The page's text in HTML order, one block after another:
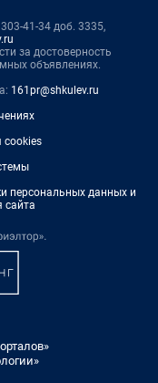
41-34 доб. 3335,
за достоверность
объявлениях.
161pr@shkulev.ru
cookies
персональных данных и
сайта